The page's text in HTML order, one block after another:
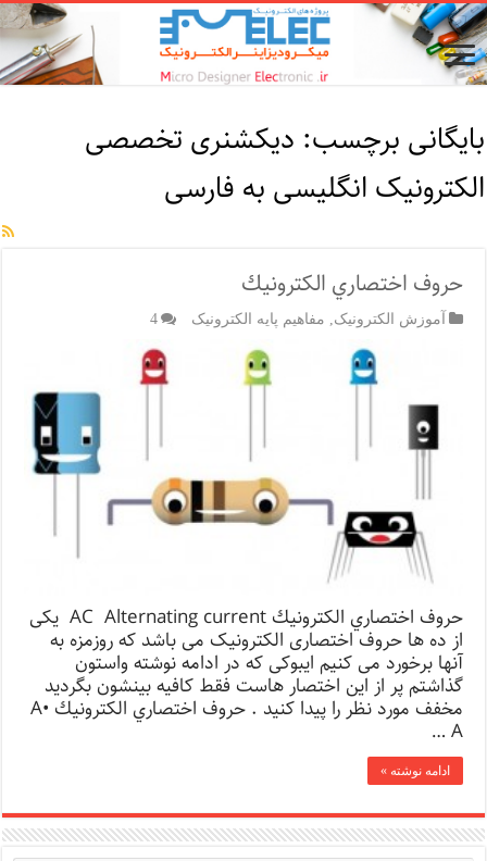
بایگانی برچسب: دیکشنری تخصصی
الکترونیک انگلیسی به فارسی
حروف اختصاري الكترونيك
آموزش الکترونیک مفاهیم پایه الکترونیک 4
حروف اختصاري الكترونيك AC Alternating current یکی
از ده ها حروف اختصاری الکترونیک می باشد که روزمزه به
آنها برخورد می کنیم ایبوکی که در ادامه نوشته واستون
گذاشتم پر از این اختصار هاست فقط کافیه بینشون بگردید
مخفف مورد نظر را پیدا کنید . حروف اختصاري الكترونيك A•
A …
ادامه نوشته »